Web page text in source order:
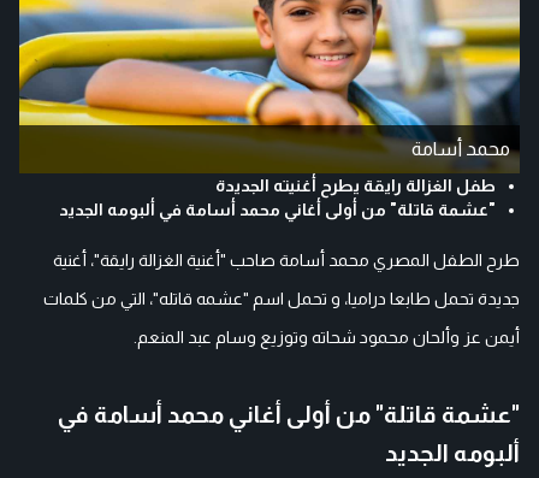
محمد أسامة
طفل الغزالة رايقة يطرح أغنيته الجديدة
"عشمة قاتلة" من أولى أغاني محمد أسامة في ألبومه الجديد
طرح الطفل المصري محمد أسامة صاحب "أغنية الغزالة رايقة"، أغنية
جديدة تحمل طابعا دراميا، و تحمل اسم "عشمه قاتله"، التي من كلمات
أيمن عز وألحان محمود شحاته وتوزيع وسام عبد المنعم.
"عشمة قاتلة" من أولى أغاني محمد أسامة في
ألبومه الجديد